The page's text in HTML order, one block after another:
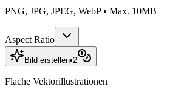
PNG, JPG, JPEG, WebP • Max. 10MB
Aspect Ratio
Bild erstellen•2
Flache Vektorillustrationen